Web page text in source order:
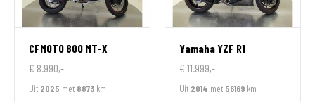
CFMOTO 800 MT-X
€ 8.990,-
Uit 2025 met 8873 km
YamahaYZF R1
€ 11.999,-
Uit 2014 met 56169 km